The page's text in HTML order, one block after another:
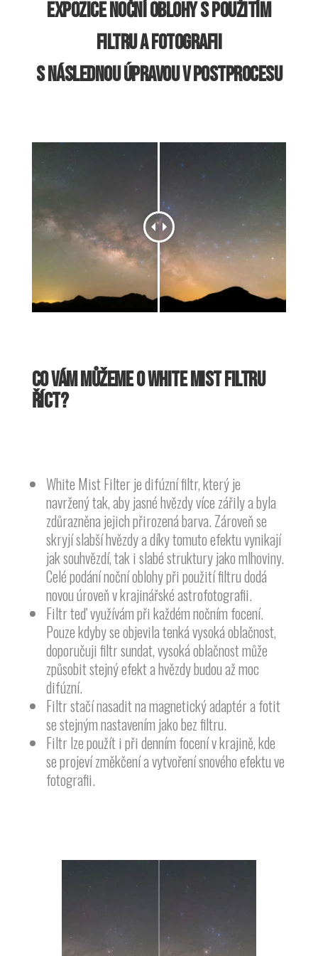
EXPOZICE NOČNÍ OBLOHY S POUŽITÍM
FILTRU A FOTOGRAFII
S NÁSLEDNOU ÚPRAVOU V POSTPROCESU
CO VÁM MŮŽEME O WHITE MIST FILTRU
ŘÍCT?
White Mist Filter je difúzní filtr, který je
navržený tak, aby jasné hvězdy více zářily a byla
zdůrazněna jejich přirozená barva. Zároveň se
skryjí slabší hvězdy a díky tomuto efektu vynikají
jak souhvězdí, tak i slabé struktury jako mlhoviny.
Celé podání noční oblohy při použití filtru dodá
novou úroveň v krajinářské astrofotografii.
Filtr teď využívám při každém nočním focení.
Pouze kdyby se objevila tenká vysoká oblačnost,
doporučuji filtr sundat, vysoká oblačnost může
způsobit stejný efekt a hvězdy budou až moc
difúzní.
Filtr stačí nasadit na magnetický adaptér a fotit
se stejným nastavením jako bez filtru.
Filtr lze použít i při denním focení v krajině, kde
se projeví změkčení a vytvoření snového efektu ve
fotografii.